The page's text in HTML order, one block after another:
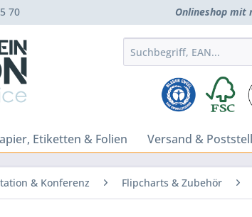
70 Onlineshop mit
Etiketten & Folien Versand &
& Konferenz Flipcharts & Zubehör